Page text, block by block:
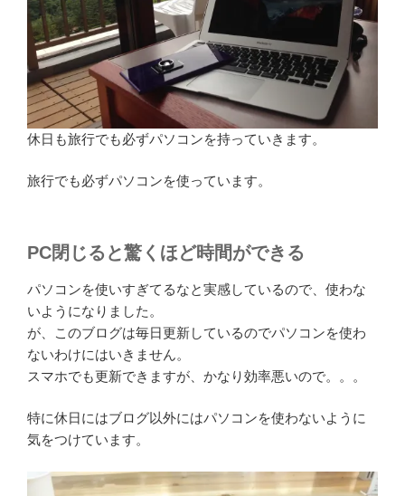
休日も旅行でも必ずパソコンを持っていきます。
旅行でも必ずパソコンを使っています。
PC閉じると驚くほど時間ができる
パソコンを使いすぎてるなと実感しているので、使わな
いようになりました。
が、このブログは毎日更新しているのでパソコンを使わ
ないわけにはいきません。
スマホでも更新できますが、かなり効率悪いので。。。
特に休日にはブログ以外にはパソコンを使わないように
気をつけています。